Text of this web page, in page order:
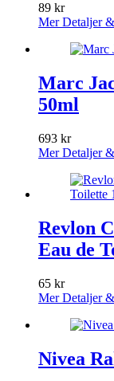
89 kr
Mer Detaljer
Marc
50ml
693 kr
Mer Detaljer
Revlon
Eau de
65 kr
Mer Detaljer
Nivea